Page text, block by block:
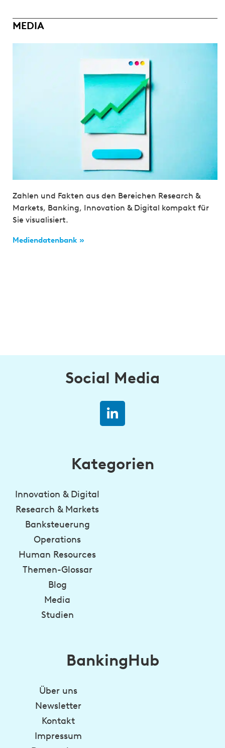
MEDIA
Zahlen und Fakten aus den Bereichen Research &
Markets, Banking, Innovation & Digital kompakt für
Sie visualisiert.
Mediendatenbank »
Social Media
Kategorien
Innovation & Digital
Research & Markets
Banksteuerung
Operations
Human Resources
Themen-Glossar
Blog
Media
Studien
BankingHub
Über uns
Newsletter
Kontakt
Impressum